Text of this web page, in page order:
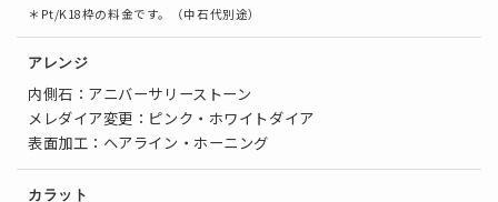
＊Pt/K18枠の料金です。（中石代別途）
アレンジ
内側石：アニバーサリーストーン
メレダイア変更：ピンク・ホワイトダイア
表面加工：ヘアライン・ホーニング
カラット